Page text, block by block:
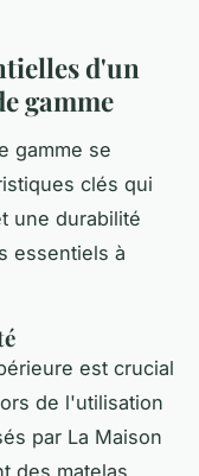
d'un
gamme
gamme se
clés qui
une durabilité
essentiels à
est crucial
de l'utilisation
par La Maison
des matelas